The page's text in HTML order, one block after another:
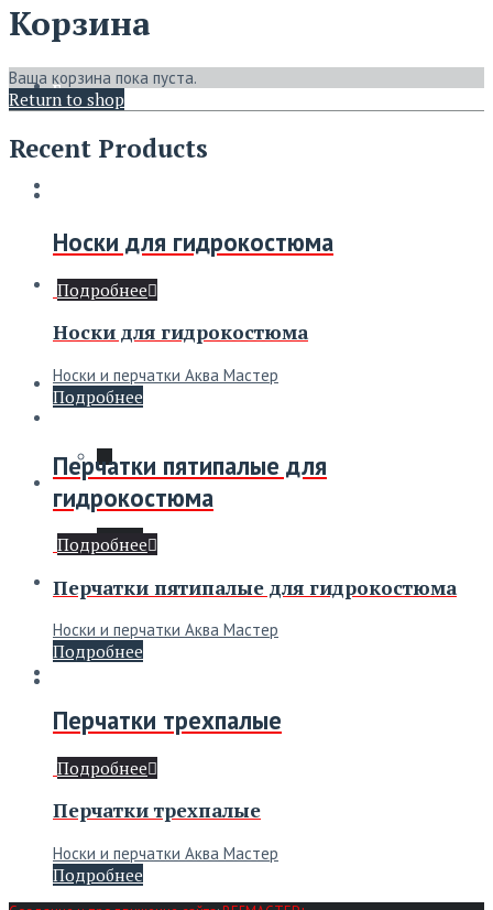
Главная
Магазин
Мой аккаунт
Обмерка
Ремонт
О нас
0₽
Корзина
Ваша корзина пока пуста.
Return to shop
Recent Products
Носки для гидрокостюма
Подробнее
Носки для гидрокостюма
Носки и перчатки Аква Мастер
Подробнее
Перчатки пятипалые для
гидрокостюма
Подробнее
Перчатки пятипалые для гидрокостюма
Носки и перчатки Аква Мастер
Подробнее
Перчатки трехпалые
Подробнее
Перчатки трехпалые
Носки и перчатки Аква Мастер
Подробнее